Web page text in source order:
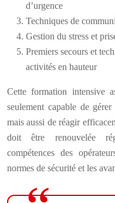
d’urgence
Techniques de
Gestion du stress et
Premiers secours et
activités en hauteur
Cette formation intensive
seulement capable de
mais aussi de réagir
doit être renouvelée
compétences des
normes de sécurité et les